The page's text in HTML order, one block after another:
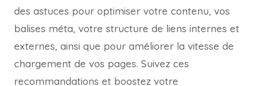
des astuces pour optimiser votre contenu, vos
balises méta, votre structure de liens internes et
externes, ainsi que pour améliorer la vitesse de
chargement de vos pages. Suivez ces
recommandations et boostez votre